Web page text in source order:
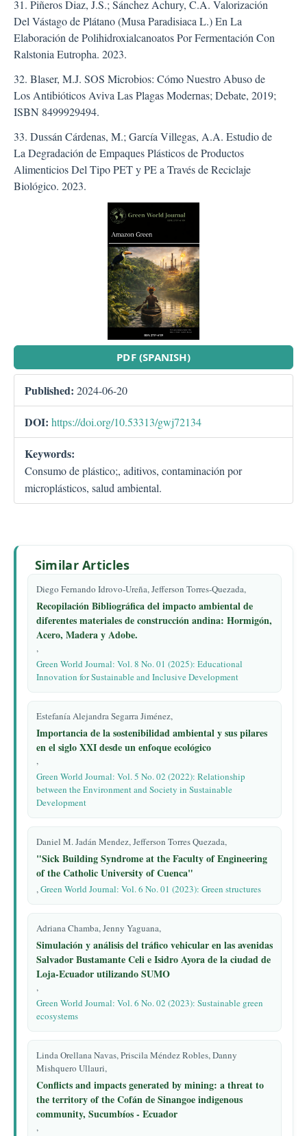
PDF (SPANISH)
Published: 2024-06-20
DOI: https://doi.org/10.53313/gwj72134
Keywords:
Consumo de plástico;, aditivos, contaminación por
microplásticos, salud ambiental.
31. Piñeros Diaz, J.S.; Sánchez Achury, C.A. Valorización
Del Vástago de Plátano (Musa Paradisiaca L.) En La
Elaboración de Polihidroxialcanoatos Por Fermentación Con
Ralstonia Eutropha. 2023.
32. Blaser, M.J. SOS Microbios: Cómo Nuestro Abuso de
Los Antibióticos Aviva Las Plagas Modernas; Debate, 2019;
ISBN 8499929494.
33. Dussán Cárdenas, M.; García Villegas, A.A. Estudio de
La Degradación de Empaques Plásticos de Productos
Alimenticios Del Tipo PET y PE a Través de Reciclaje
Biológico. 2023.
Similar Articles
Diego Fernando Idrovo-Ureña, Jefferson Torres-Quezada,
Recopilación Bibliográfica del impacto ambiental de
diferentes materiales de construcción andina: Hormigón,
Acero, Madera y Adobe.
,
Green World Journal: Vol. 8 No. 01 (2025): Educational
Innovation for Sustainable and Inclusive Development
Estefanía Alejandra Segarra Jiménez,
Importancia de la sostenibilidad ambiental y sus pilares
en el siglo XXI desde un enfoque ecológico
,
Green World Journal: Vol. 5 No. 02 (2022): Relationship
between the Environment and Society in Sustainable
Development
Daniel M. Jadán Mendez, Jefferson Torres Quezada,
"Sick Building Syndrome at the Faculty of Engineering
of the Catholic University of Cuenca"
,Green World Journal: Vol. 6 No. 01 (2023): Green structures
Adriana Chamba, Jenny Yaguana,
Simulación y análisis del tráfico vehicular en las avenidas
Salvador Bustamante Celi e Isidro Ayora de la ciudad de
Loja-Ecuador utilizando SUMO
,
Green World Journal: Vol. 6 No. 02 (2023): Sustainable green
ecosystems
Linda Orellana Navas, Priscila Méndez Robles, Danny
Mishquero Ullauri,
Conflicts and impacts generated by mining: a threat to
the territory of the Cofán de Sinangoe indigenous
community, Sucumbíos - Ecuador
,